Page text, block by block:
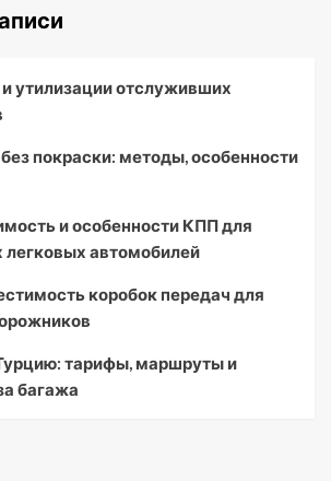
утилизации отслуживших
покраски: методы, особенности
и особенности КПП для
легковых автомобилей
коробок передач для
тарифы, маршруты и
багажа